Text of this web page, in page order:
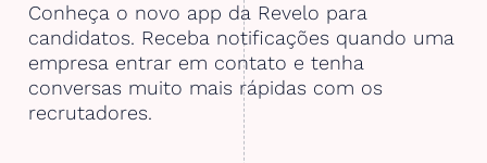
Conheça o novo app da Revelo para
candidatos. Receba notificações quando uma
empresa entrar em contato e tenha
conversas muito mais rápidas com os
recrutadores.